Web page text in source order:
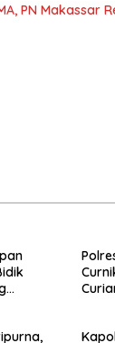
PN Makassar